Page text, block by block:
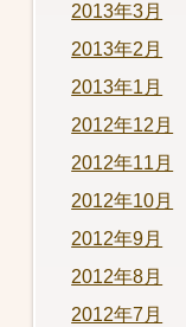
2013年3月
2013年2月
2013年1月
2012年12月
2012年11月
2012年10月
2012年9月
2012年8月
2012年7月